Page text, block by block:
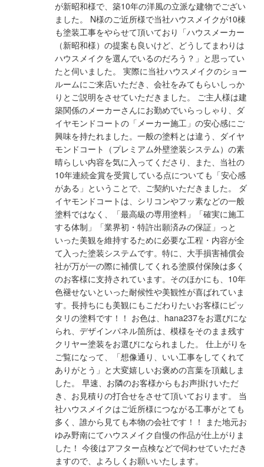
が新昭和様で、築10年の洋風の立派な建物でござい
ました。 N様のご近所様で当社ハウスメイクが10棟
も塗装工事をやらせて頂いており「ハウスメーカー
（新昭和様）の提案も良いけど、どうしてまわりは
ハウスメイクを選んでいるのだろう？」と思ってい
たと伺いました。 実際に当社ハウスメイクのショー
ルームにご来店いただき、会社をみてもらいしっか
りとご説明をさせていただきました。 ご主人様は建
築関係のメーカーさんにお勤めでいらっしゃり、ダ
イヤモンドコートの「メーカー施工」の安心感にご
興味を持たれました。一般の塗料とは違う、ダイヤ
モンドコート（プレミアム外壁塗装システム）の素
晴らしい内容を気に入ってくださり、また、当社の
10年連続金賞を受賞している点についても「安心感
がある」ということで、ご契約いただきました。 ダ
イヤモンドコートは、シリコンやフッ素などの一般
塗料ではなく、「最高級の専用塗料」「確実に施工
する体制」「業界初・特許出願済みの保証」っと
いった美観を維持するために必要な工程・内容が全
て入った塗装システムです。特に、大手損害補償会
社が万が一の際に補償してくれる塗膜付保険は多く
のお客様に支持されています。そのほかにも、10年
色褪せないといった耐候性や美観性が喜ばれていま
す。長持ちにも美観にもこだわりたいお客様にピッ
タリの塗料です！！ お色は、hana237をお選びにな
られ、デザインパネル箇所は、模様をそのまま残す
クリヤー塗装をお選びになられました。 仕上がりを
ご覧になって、「想像通り、いい工事をしてくれて
ありがとう」と大変嬉しいお褒めの言葉を頂戴しま
した。 早速、お隣のお客様からもお声掛けいただ
き、お見積りの打合せをさせて頂いております。 当
社ハウスメイクはご近所様につながる工事がとても
多く、誰から見ても本物の会社です！！ また地元お
ゆみ野南にてハウスメイク自慢の作品が仕上がりま
した！ 今後はアフター点検などで伺わせていただき
ますので、よろしくお願いいたします。